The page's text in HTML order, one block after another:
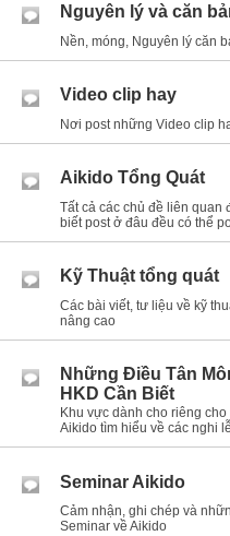
Nguyên lý và căn
Nền, móng, Nguyên lý căn
Video clip hay
Nơi post những Video clip
Aikido Tổng Quát
Tất cả các chủ đề liên quan
biết post ở đâu đều có thể
Kỹ Thuật tổng quát
Các bài viết, tư liệu về kỹ
nâng cao
Những Điều Tân
HKD Cần Biết
Khu vực dành cho riêng
Aikido tìm hiểu về các nghi lễ
Seminar Aikido
Cảm nhận, ghi chép và
Seminar về Aikido